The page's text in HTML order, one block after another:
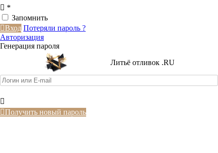
*
Запомнить
Вход Потеряли пароль ?
Авторизация
Генерация пароля
Литьё отливок .RU
Получить новый пароль